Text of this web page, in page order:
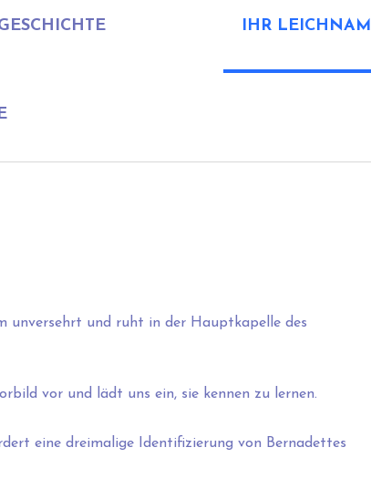
IHR LEICHNAM
unversehrt und ruht in der Hauptkapelle des
vor und lädt uns ein, sie kennen zu lernen.
eine dreimalige Identifizierung von Bernadettes